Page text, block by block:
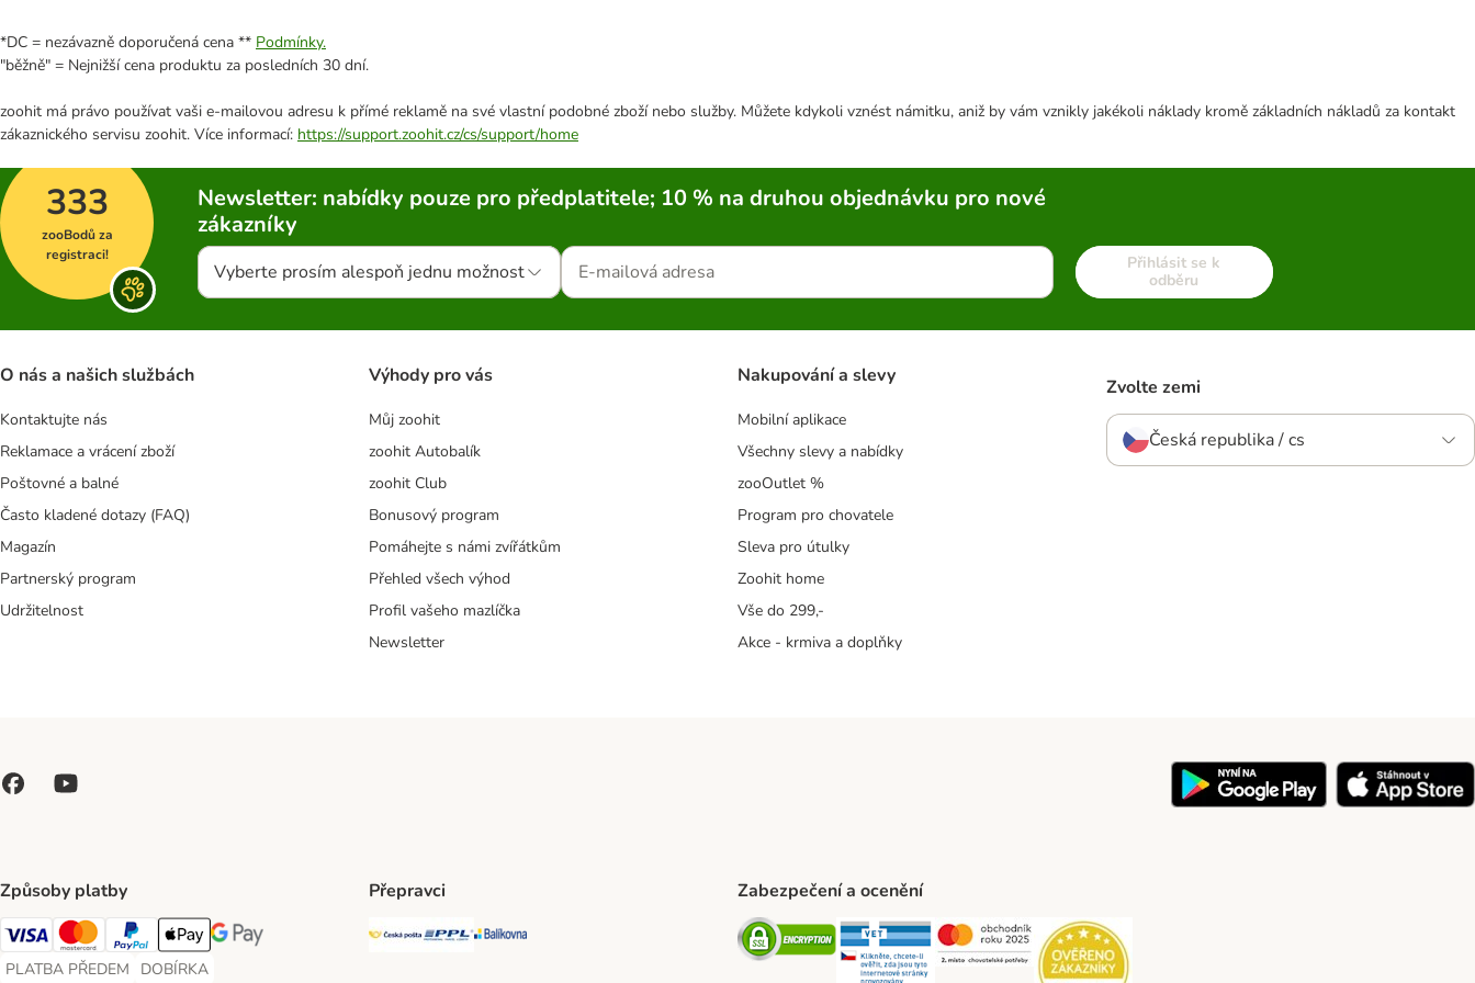
*DC = nezávazně doporučená cena ** Podmínky.
"běžně" = Nejnižší cena produktu za posledních 30 dní.
zoohit má právo používat vaši e-mailovou adresu k přímé reklamě na své vlastní podobné zboží nebo služby. Můžete kdykoli vznést námitku, aniž by vám vznikly jakékoli náklady kromě základních nákladů za kontakt
zákaznického servisu zoohit. Více informací: https://support.zoohit.cz/cs/support/home
333
zooBodů za
registraci!
Newsletter: nabídky pouze pro předplatitele; 10 % na druhou objednávku pro nové
zákazníky
Vyberte prosím alespoň jednu možnost
Přihlásit se k
odběru
O nás a našich službách
Kontaktujte nás
Reklamace a vrácení zboží
Poštovné a balné
Často kladené dotazy (FAQ)
Magazín
Partnerský program
Udržitelnost
Výhody pro vás
Můj zoohit
zoohit Autobalík
zoohit Club
Bonusový program
Pomáhejte s námi zvířátkům
Přehled všech výhod
Profil vašeho mazlíčka
Newsletter
Nakupování a slevy
Mobilní aplikace
Všechny slevy a nabídky
zooOutlet %
Program pro chovatele
Sleva pro útulky
Zoohit home
Vše do 299,-
Akce - krmiva a doplňky
Zvolte zemi
Česká republika / cs
Způsoby platby
Visa Payment Method
Mastercard Payment Method
PayPal Payment Method
Apple pay Payment Method
GooglePay Payment Method
PLATBA PŘEDEM
DOBÍRKA
Přepravci
Česká pošta Shipping Method
PPL Shipping Method
Balíkovna Shipping Method
Zabezpečení a ocenění
Security Security Security